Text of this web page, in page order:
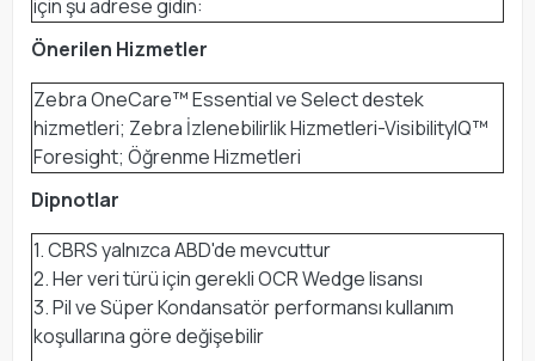
için şu adrese gidin:
Önerilen Hizmetler
Zebra OneCare™ Essential ve Select destek
hizmetleri; Zebra İzlenebilirlik Hizmetleri-VisibilityIQ™
Foresight; Öğrenme Hizmetleri
Dipnotlar
1. CBRS yalnızca ABD'de mevcuttur
2. Her veri türü için gerekli OCR Wedge lisansı
3. Pil ve Süper Kondansatör performansı kullanım
koşullarına göre değişebilir